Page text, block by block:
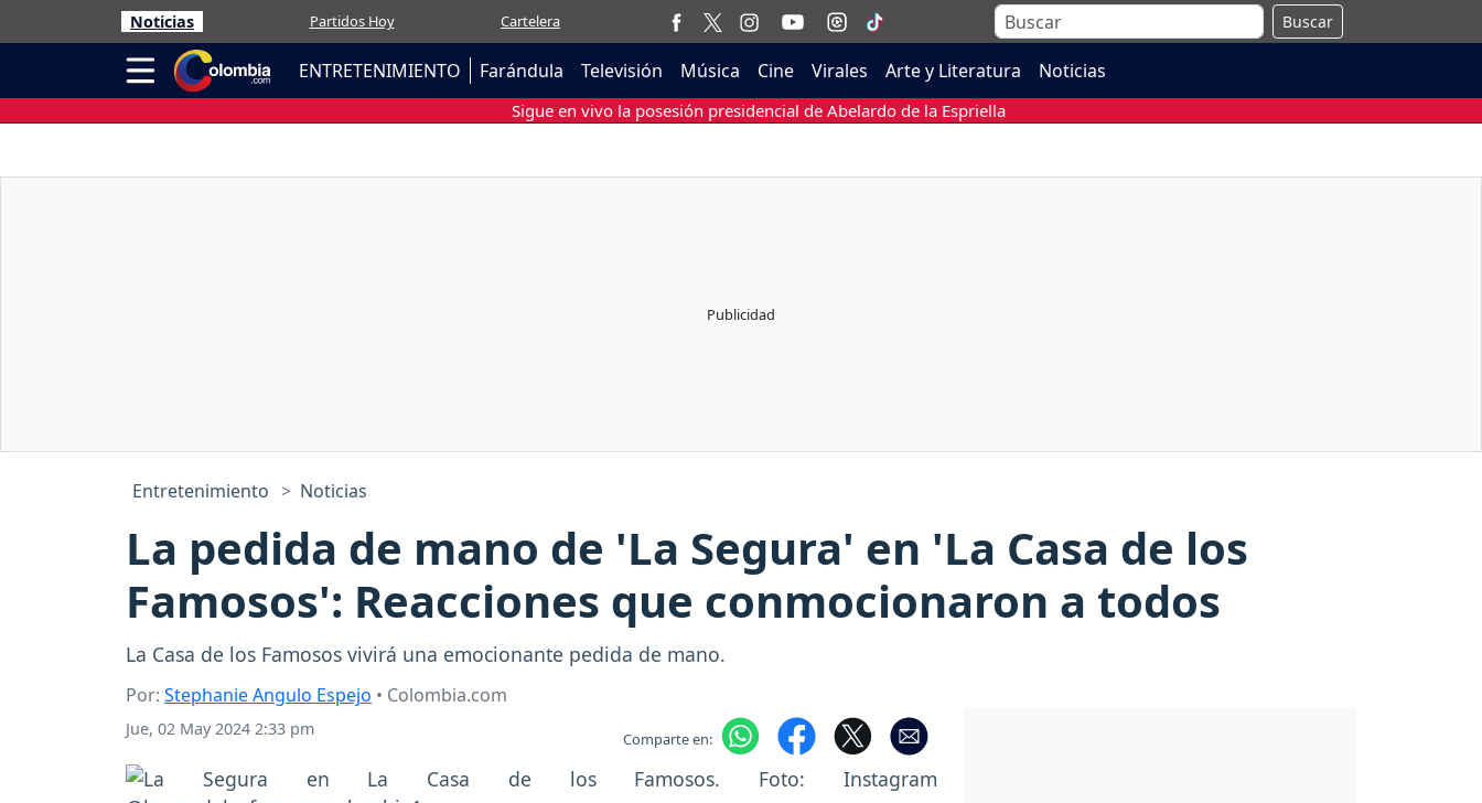
Noticias Partidos Hoy Cartelera Buscar
ENTRETENIMIENTO Farándula Televisión Música Cine Virales Arte y Literatura Noticias
Sigue en vivo la posesión presidencial de Abelardo de la Espriella
Entretenimiento Noticias
La pedida de mano de 'La Segura' en 'La Casa de los
Famosos': Reacciones que conmocionaron a todos
La Casa de los Famosos vivirá una emocionante pedida de mano.
Por: Stephanie Angulo Espejo • Colombia.com
Jue, 02 May 2024 2:33 pm Comparte en: